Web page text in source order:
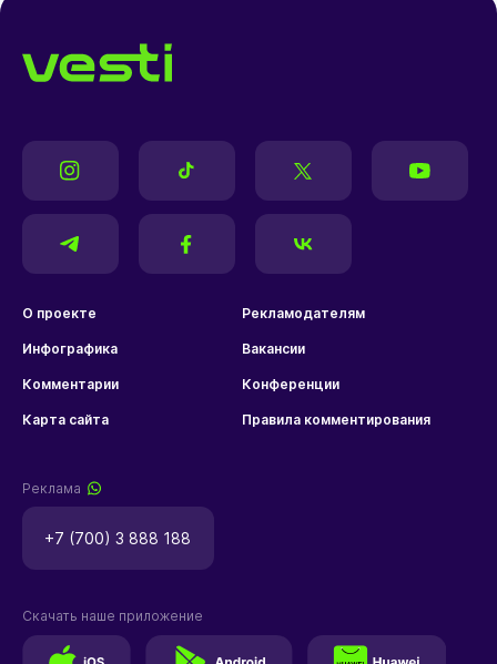
О проекте Рекламодателям
Инфографика Вакансии
Комментарии Конференции
Карта сайта Правила комментирования
Реклама
+7 (700) 3 888 188
Скачать наше приложение